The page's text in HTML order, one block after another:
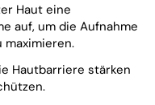
Haut eine
auf, um die Aufnahme
Hautbarriere stärken